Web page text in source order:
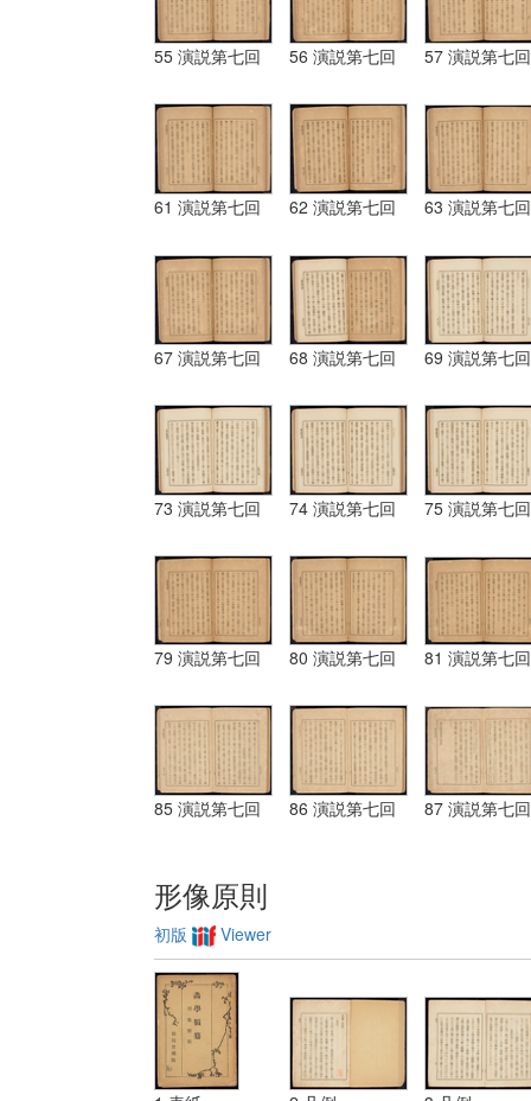
55 演説第七回 56 演説第七回 57 演説第七回
61 演説第七回 62 演説第七回 63 演説第七回
67 演説第七回 68 演説第七回 69 演説第七回
73 演説第七回 74 演説第七回 75 演説第七回
79 演説第七回 80 演説第七回 81 演説第七回
85 演説第七回 86 演説第七回 87 演説第七回
形像原則
初版 Viewer